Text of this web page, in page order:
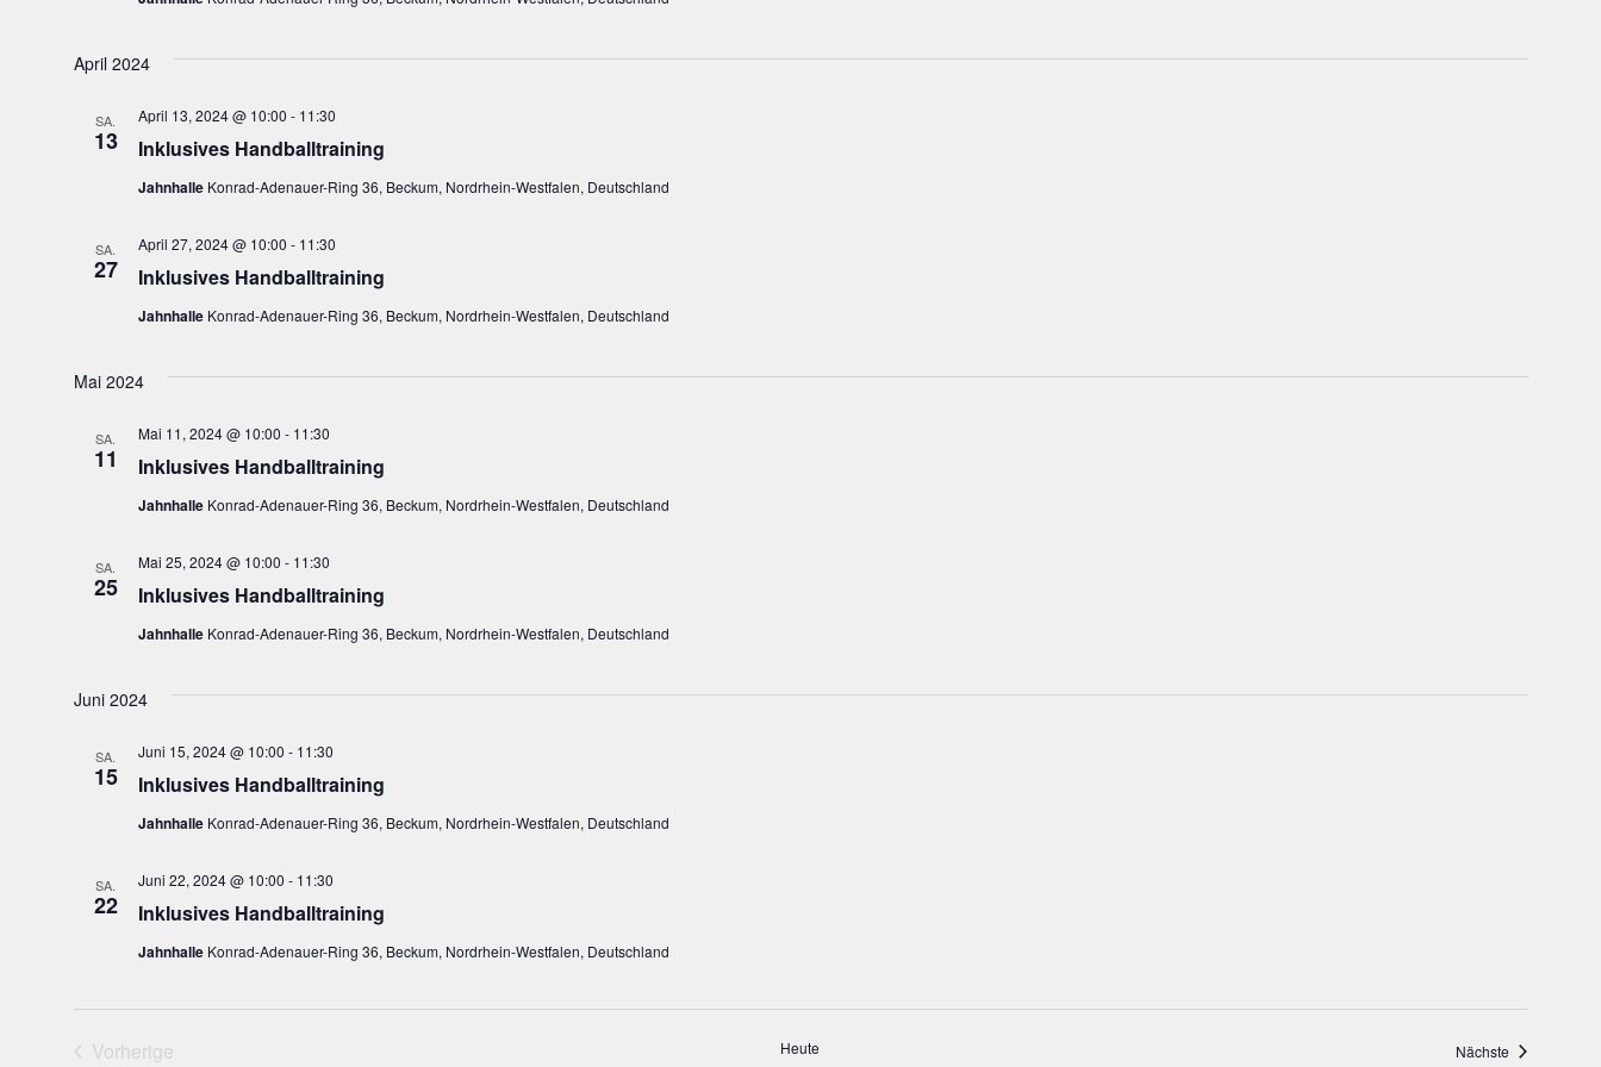
April 2024
SA.
13 Inklusives Handballtraining
April 13, 2024 @ 10:00 - 11:30
Jahnhalle Konrad-Adenauer-Ring 36, Beckum, Nordrhein-Westfalen, Deutschland
SA.
27 Inklusives Handballtraining
April 27, 2024 @ 10:00 - 11:30
Jahnhalle Konrad-Adenauer-Ring 36, Beckum, Nordrhein-Westfalen, Deutschland
Mai 2024
SA.
11 Inklusives Handballtraining
Mai 11, 2024 @ 10:00 - 11:30
Jahnhalle Konrad-Adenauer-Ring 36, Beckum, Nordrhein-Westfalen, Deutschland
SA.
25 Inklusives Handballtraining
Mai 25, 2024 @ 10:00 - 11:30
Jahnhalle Konrad-Adenauer-Ring 36, Beckum, Nordrhein-Westfalen, Deutschland
Juni 2024
SA.
15 Inklusives Handballtraining
Juni 15, 2024 @ 10:00 - 11:30
Jahnhalle Konrad-Adenauer-Ring 36, Beckum, Nordrhein-Westfalen, Deutschland
SA.
22 Inklusives Handballtraining
Juni 22, 2024 @ 10:00 - 11:30
Jahnhalle Konrad-Adenauer-Ring 36, Beckum, Nordrhein-Westfalen, Deutschland
Vorherige
Heute Nächste